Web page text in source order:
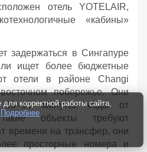
отель YOTELAIR,
«кабины»
задержаться в Сингапуре
ищет более бюджетные
отели в районе Changi
побережье. Они
10–15 минутах езды от
объекты требуют
времени на трансфер, они
просторные номера и
корректной работы сайта,
Подробнее